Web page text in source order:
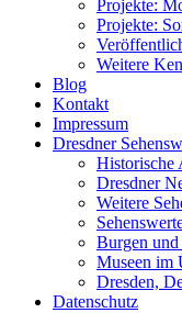
Projekte:
Projekte:
Weitere
Blog
Kontakt
Impressum
Dresdner
Historische
Dresdner
Weitere
Burgen
Museen im
Dresden,
Datenschutz